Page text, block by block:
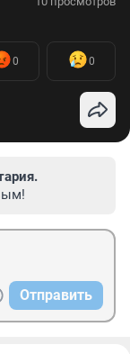
0 0
Отправить